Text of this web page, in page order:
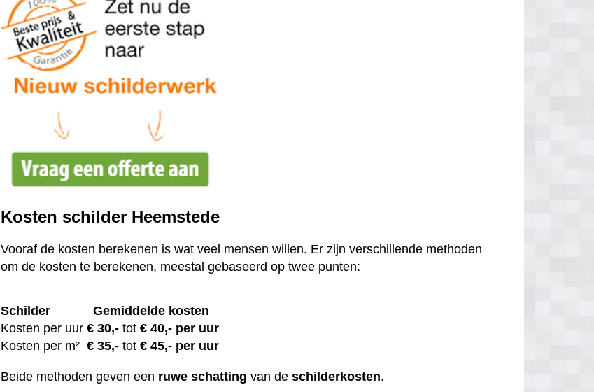
Kosten schilder Heemstede
Vooraf de kosten berekenen is wat veel mensen willen. Er zijn verschillende methoden
om de kosten te berekenen, meestal gebaseerd op twee punten:
Schilder
Gemiddelde kosten
Kosten per uur € 30,-tot € 40,- per uur
Kosten per m²€35,- tot € 45,- per uur
Beide methoden geven een ruwe schatting van deschilderkosten.